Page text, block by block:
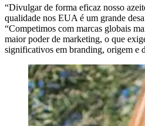
“Divulgarde forma eficaz nosso
qualidade nos EUA é um grande
“Competimos com marcas globais
maior poder de marketing, o que
significativos em branding, origem e